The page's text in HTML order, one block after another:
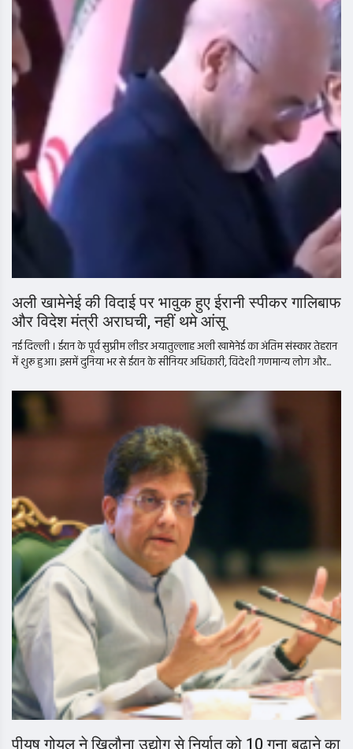
अली खामेनेई की विदाई पर भावुक हुए ईरानी स्पीकर गालिबाफ
और विदेश मंत्री अराघची, नहीं थमे आंसू
नई दिल्ली । ईरान के पूर्व सुप्रीम लीडर अयातुल्लाह अली खामेनेई का अंतिम संस्कार तेहरान
में शुरू हुआ। इसमें दुनिया भर से ईरान के सीनियर अधिकारी, विदेशी गणमान्य लोग और...